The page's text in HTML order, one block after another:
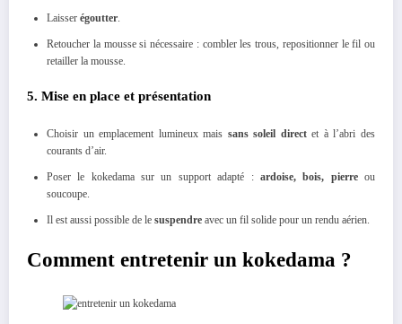
Laisser égoutter.
Retoucher la mousse si nécessaire : combler les trous, repositionner le fil ou
retailler la mousse.
5. Mise en place et présentation
Choisir un emplacement lumineux mais sans soleil directet à l’abri des
courants d’air.
Poser le kokedama sur un support adapté : ardoise, bois, pierreou
soucoupe.
Il est aussi possible de le suspendre avec un fil solide pour un rendu aérien.
Comment entretenir un kokedama ?